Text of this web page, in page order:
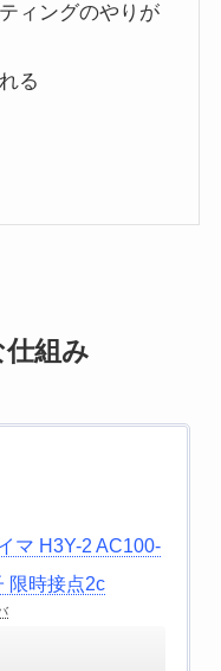
ィングのやりが
る
組み
マ H3Y-2 AC100-
限時接点2c